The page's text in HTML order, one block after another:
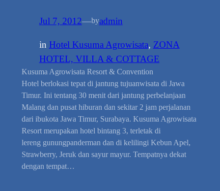
Jul 7, 2012—byadmin
in Hotel Kusuma Agrowisata, ZONA
HOTEL, VILLA & COTTAGE
Kusuma Agrowisata Resort & Convention
Hotel berlokasi tepat di jantung tujuanwisata di Jawa
Timur. Ini tentang 30 menit dari jantung perbelanjaan
Malang dan pusat hiburan dan sekitar 2 jam perjalanan
dari ibukota Jawa Timur, Surabaya. Kusuma Agrowisata
Resort merupakan hotel bintang 3, terletak di
lereng gunungpanderman dan di kelilingi Kebun Apel,
Strawberry, Jeruk dan sayur mayur. Tempatnya dekat
dengan tempat…